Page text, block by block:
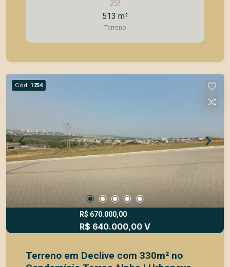
sem poste, sem árvore e sem bueiro na frente.
513 m² - um dos maiores do condomínio. Terras
Alpha São José dos Campos é a opção certa
para você que busca uma vida com conforto,
voltados para a prática de atividades em família
com segurança 24 horas que contam com
e biblioteca compartilhada no salão de jogos.
Além de áreas exclusivas para comércio e
serviços, e inúmeras áreas verdes com horta
comunitária e área pet. Lazer que compõem o
seu clube exclusivo* Salão de Festas
Churrasqueira Salão de jogos Academia Espaço
funcional Piscinas Deck seco e molhado Estar
coberto Playground Quadra de tênis Quadra
poliesportiva Campo de Futebol Bicicleta
513 m²
Terreno
Cód. 1754
R$ 670.000,00
R$ 640.000,00 V
Terreno em Declive com 330m² no